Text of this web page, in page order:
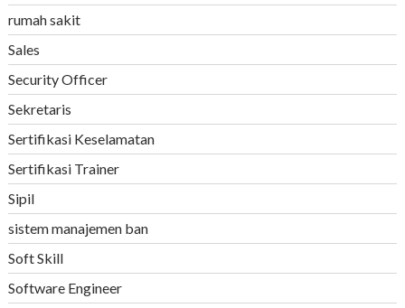
rumah sakit
Sales
Security Officer
Sekretaris
Sertifikasi Keselamatan
Sertifikasi Trainer
Sipil
sistem manajemen ban
Soft Skill
Software Engineer